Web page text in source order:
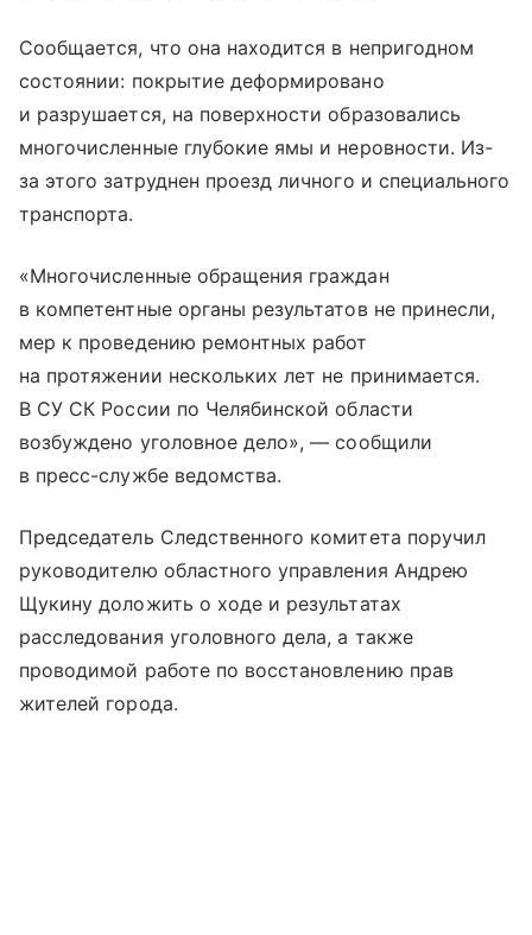
Сообщается, что она находится в непригодном
состоянии: покрытие деформировано
и разрушается, на поверхности образовались
многочисленные глубокие ямы и неровности. Из-
за этого затруднен проезд личного и специального
транспорта.
«Многочисленные обращения граждан
в компетентные органы результатов не принесли,
мер к проведению ремонтных работ
на протяжении нескольких лет не принимается.
В СУ СК России по Челябинской области
возбуждено уголовное дело», — сообщили
в пресс-службе ведомства.
Председатель Следственного комитета поручил
руководителю областного управления Андрею
Щукину доложить о ходе и результатах
расследования уголовного дела, а также
проводимой работе по восстановлению прав
жителей города.